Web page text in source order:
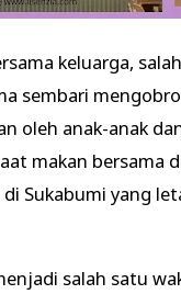
keluarga,
sembari
oleh anak-anak
makan bersama
Sukabumi yang
salah satu